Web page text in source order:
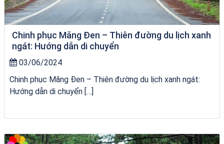
Chinh phục Măng Đen – Thiên đường du lịch xanh
ngát: Hướng dẫn di chuyển
03/06/2024
Chinh phục Măng Đen – Thiên đường du lịch xanh ngát:
Hướng dẫn di chuyển […]
VÉ HẢI GIANG